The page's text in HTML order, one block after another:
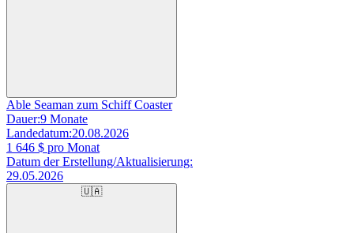
Able Seaman zum Schiff Coaster
Dauer:9 Monate
Landedatum:20.08.2026
1 646 $ pro Monat
Datum der Erstellung/Aktualisierung:
29.05.2026
🇺🇦